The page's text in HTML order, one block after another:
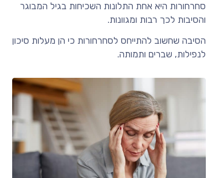
סחרחורות היא אחת התלונות השכיחות בגיל המבוגר
והסיבות לכך רבות ומגוונות.
הסיבה שחשוב להתייחס לסחרחורות כי הן מעלות סיכון
לנפילות, שברים ותמותה.